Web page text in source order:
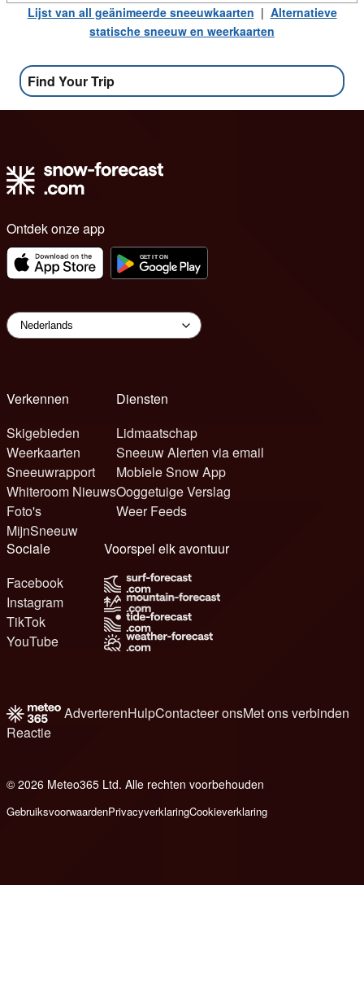
Lijst van all geänimeerde sneeuwkaarten | Alternatieve
statische sneeuw en weerkaarten
Find Your Trip
Ontdek onze app
Verkennen
Skigebieden
Weerkaarten
Sneeuwrapport
Whiteroom Nieuws
Foto's
MijnSneeuw
Diensten
Lidmaatschap
Sneeuw Alerten via email
Mobiele Snow App
Ooggetuige Verslag
Weer Feeds
Sociale
Facebook
Instagram
TikTok
YouTube
Voorspel elk avontuur
AdverterenHulpContacteer onsMet ons verbinden
Reactie
© 2026 Meteo365 Ltd. Alle rechten voorbehouden
GebruiksvoorwaardenPrivacyverklaringCookieverklaring